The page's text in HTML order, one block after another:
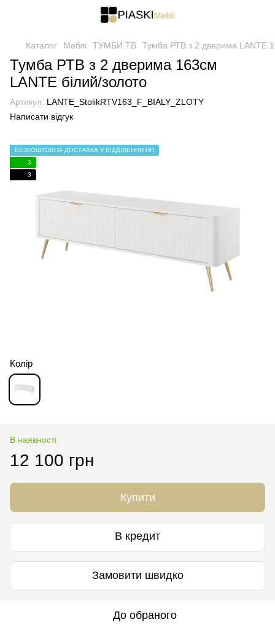
Каталог Меблі ТУМБИ ТВ Тумба РТВ з 2 дверима LANTE
Тумба РТВ з 2 дверима 163см
LANTE білий/золото
Артикул: LANTE_StolikRTV163_F_BIALY_ZLOTY
Написати відгук
БЕЗКОШТОВНА ДОСТАВКА У ВІДДІЛЕННЯ НП
3
3
Колір
В наявності
12 100 грн
Купити
В кредит
Замовити швидко
До обраного